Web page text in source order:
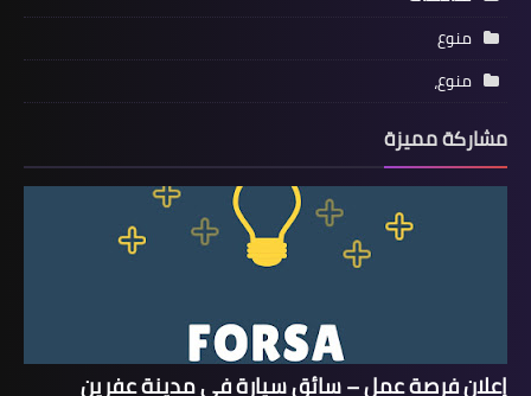
منوع
منوع،
مشاركة مميزة
إعلان فرصة عمل – سائق سيارة في مدينة عفرين